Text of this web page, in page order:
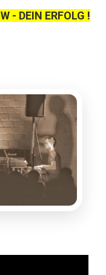
- DEIN ERFOLG !